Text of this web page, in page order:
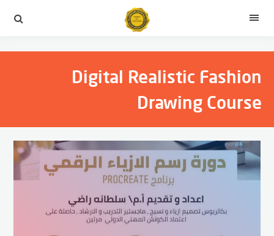
Digital Realistic Fashion
Drawing Course